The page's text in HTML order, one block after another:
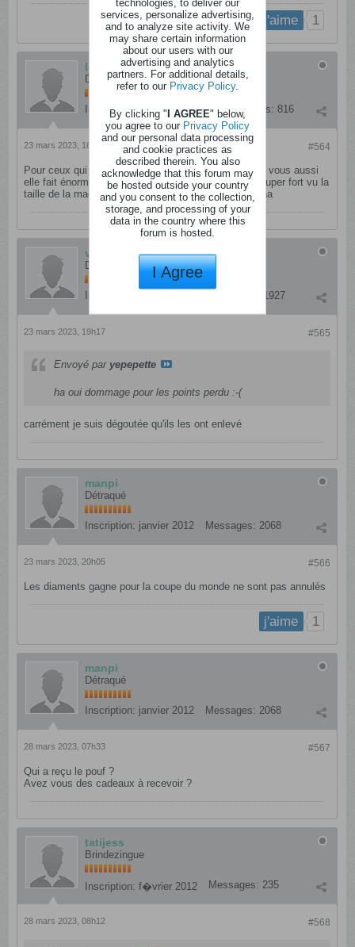
j'aime 1
laussa
Dément
Inscription: septembre 2012 Messages: 816
#564
23 mars 2023, 16h08
Pour ceux qui ont gagné la machine à pop corn chez vous aussi
elle fait énormément de buit ? mais genre vraiment super fort vu la
taille de la machine j'ai été super étonnée du son haha
vampira1804
Déséquilibré
1927
#565
23 mars 2023, 19h17
Envoyé par yepepette
ha oui dommage pour les points perdu :-(
carrément je suis dégoutée qu'ils les ont enlevé
manpi
Détraqué
Inscription: janvier 2012 Messages: 2068
#566
23 mars 2023, 20h05
Les diaments gagne pour la coupe du monde ne sont pas annulés
j'aime 1
manpi
Détraqué
Inscription: janvier 2012 Messages: 2068
#567
28 mars 2023, 07h33
Qui a reçu le pouf ?
Avez vous des cadeaux à recevoir ?
tatijess
Brindezingue
Inscription: f�vrier 2012 Messages: 235
#568
28 mars 2023, 08h12
technologies, to deliver our
services, personalize advertising,
and to analyze site activity. We
may share certain information
about our users with our
advertising and analytics
partners. For additional details,
refer to our Privacy Policy.
By clicking "I AGREE" below,
you agree to our Privacy Policy
and our personal data processing
and cookie practices as
described therein. You also
acknowledge that this forum may
be hosted outside your country
and you consent to the collection,
storage, and processing of your
data in the country where this
forum is hosted.
I Agree